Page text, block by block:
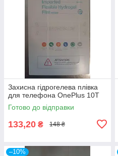
Захисна гідрогелева плівка
для телефона OnePlus 10T
Готово до відправки
133,20 ₴ 148 ₴
–10%